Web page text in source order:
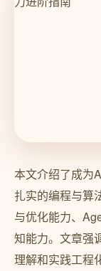
本文介绍了成为
扎实的编程与算
与优化能力、
知能力。文章强
理解和实践工程